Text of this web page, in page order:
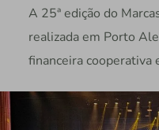
A 25ª edição do
realizada em Porto
financeira cooperativa